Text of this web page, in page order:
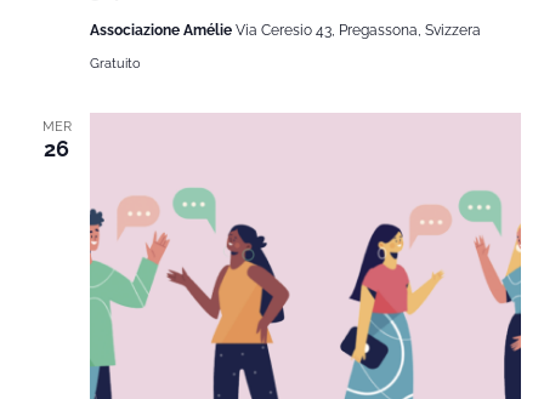
Associazione Amélie Via Ceresio 43, Pregassona, Svizzera
Gratuito
MER
26